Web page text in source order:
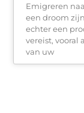
Emigreren
een droom
echter een
vereist, vooral
van uw